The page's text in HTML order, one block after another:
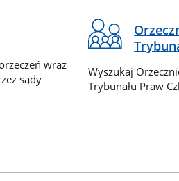
wraz
sądy
Wyszukaj
Trybunału Praw